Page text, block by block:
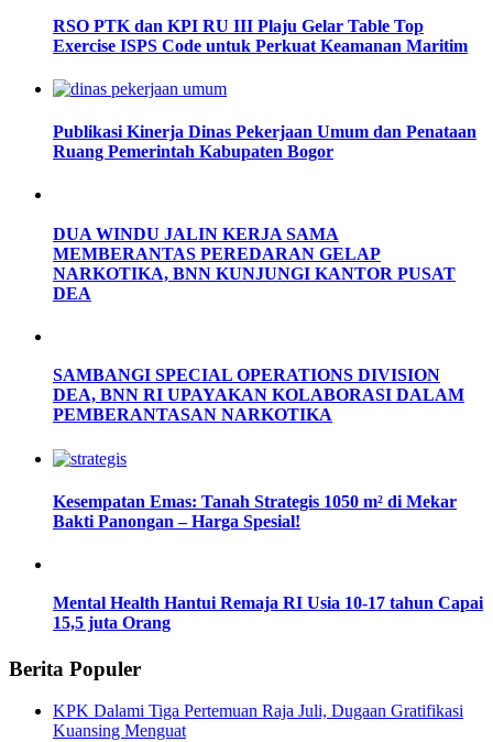
RSO PTK dan KPI RU III Plaju Gelar Table Top
Exercise ISPS Code untuk Perkuat Keamanan Maritim
Publikasi Kinerja Dinas Pekerjaan Umum dan Penataan
Ruang Pemerintah Kabupaten Bogor
DUA WINDU JALIN KERJA SAMA
MEMBERANTAS PEREDARAN GELAP
NARKOTIKA, BNN KUNJUNGI KANTOR PUSAT
DEA
SAMBANGI SPECIAL OPERATIONS DIVISION
DEA, BNN RI UPAYAKAN KOLABORASI DALAM
PEMBERANTASAN NARKOTIKA
Kesempatan Emas: Tanah Strategis 1050 m² di Mekar
Bakti Panongan – Harga Spesial!
Mental Health Hantui Remaja RI Usia 10-17 tahun Capai
15,5 juta Orang
Berita Populer
KPK Dalami Tiga Pertemuan Raja Juli, Dugaan Gratifikasi
Kuansing Menguat